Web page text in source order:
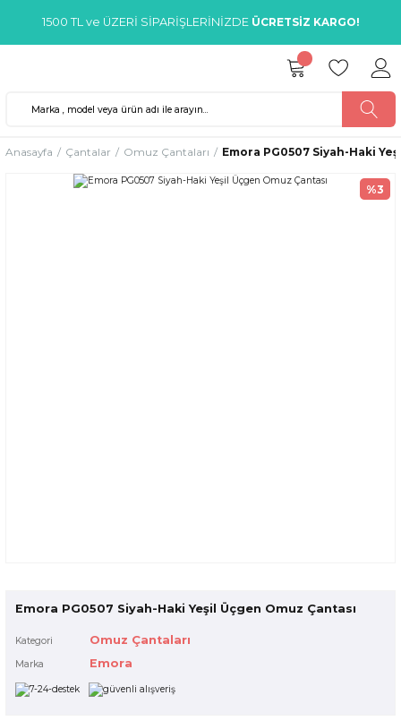
1500 TL ve ÜZERİ SİPARİŞLERİNİZDE ÜCRETSİZ KARGO!
Anasayfa Çantalar Omuz Çantaları Emora PG0507 Siyah-Haki
%3
Emora PG0507 Siyah-Haki Yeşil Üçgen Omuz Çantası
Kategori Omuz Çantaları
Marka Emora